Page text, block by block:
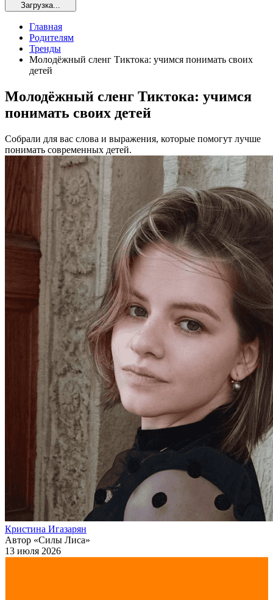
Загрузка...
Главная
Родителям
Тренды
Молодёжный сленг Тиктока: учимся понимать своих
детей
Молодёжный сленг Тиктока: учимся
понимать своих детей
Собрали для вас слова и выражения, которые помогут лучше
понимать современных детей.
Кристина Игазарян
Автор «Силы Лиса»
13 июля 2026